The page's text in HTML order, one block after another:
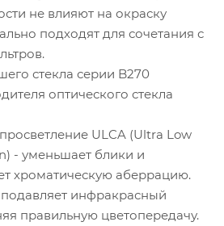
не влияют на окраску
подходят для сочетания с
стекла серии B270
оптического стекла
ULCA (Ultra Low
- уменьшает блики и
хроматическую аберрацию.
подавляет инфракрасный
правильную цветопередачу.